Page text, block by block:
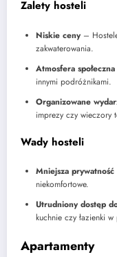
Zalety hosteli
Niskie ceny–
zakwaterowania.
Atmosfera społeczna
innymi podróżnikami.
Organizowane
imprezy czy wieczory
Wady hosteli
Mniejsza prywatność
niekomfortowe.
Utrudniony dostęp
kuchnie czy łazienki
Apartamenty